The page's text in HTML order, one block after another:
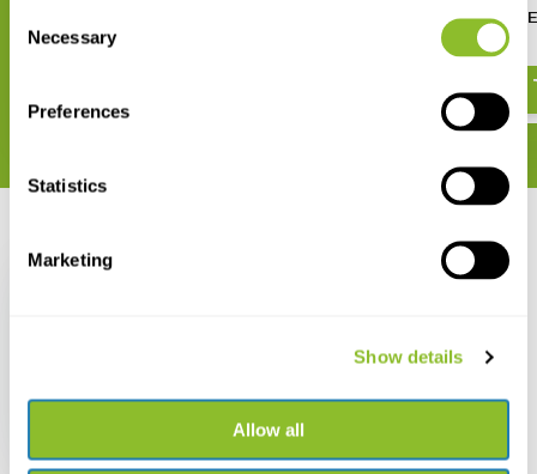
Selection
Necessary
Preferences
Statistics
Marketing
Show details
Allow all
Bat Calls of Britain and
€ 63,45